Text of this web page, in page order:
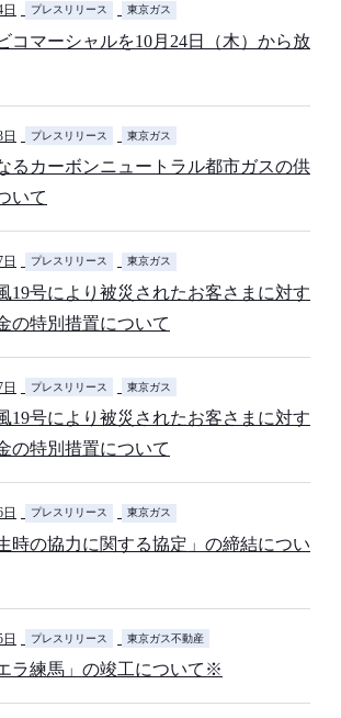
プレスリリース 東京ガス
コマーシャルを10月24日（木）から放
プレスリリース 東京ガス
るカーボンニュートラル都市ガスの供
いて
プレスリリース 東京ガス
19号により被災されたお客さまに対す
の特別措置について
プレスリリース 東京ガス
19号により被災されたお客さまに対す
の特別措置について
プレスリリース 東京ガス
時の協力に関する協定」の締結につい
プレスリリース 東京ガス不動産
ラ練馬」の竣工について※